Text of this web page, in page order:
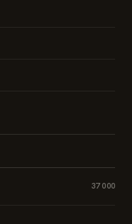
37 000